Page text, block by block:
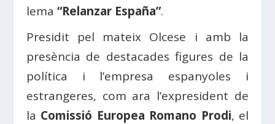
lema “Relanzar España”.
Presidit pel mateix Olcese i amb la
presència de destacades figures de la
política i l’empresa espanyoles i
estrangeres, com ara l’expresident de
la Comissió Europea Romano Prodi, el